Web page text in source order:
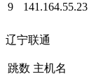
9
141.164.55.23
辽宁联通
跳数 主机名